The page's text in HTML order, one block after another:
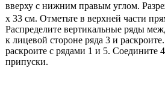
вверху с нижним правым углом.
х 33 см. Отметьте в верхней части
Распределите вертикальные ряды
к лицевой стороне ряда 3 и
раскроите с рядами 1 и 5. Соедините
припуски.